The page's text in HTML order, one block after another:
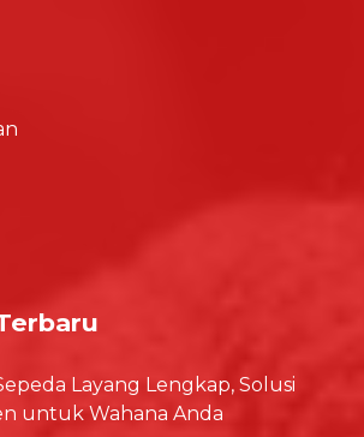
Layang Lengkap, Solusi
untuk Wahana Anda